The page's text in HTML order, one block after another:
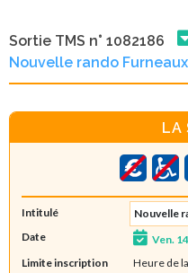
Sortie TMS n° 1082186
Nouvelle rando
LA
Intitulé
Nouvelle
Date
Ven.
Limite inscription
Heure de